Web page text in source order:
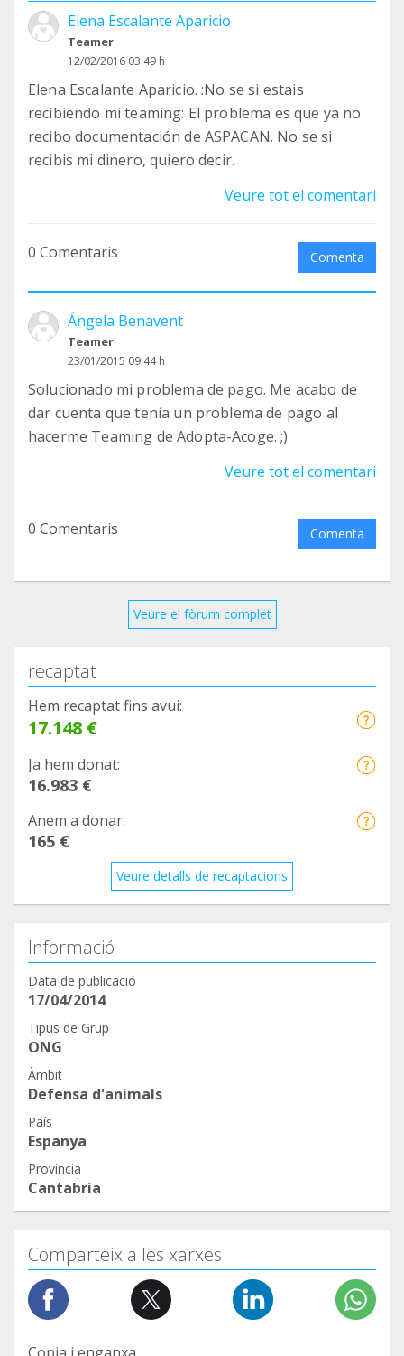
Elena Escalante Aparicio
Teamer
12/02/2016 03:49 h
Elena Escalante Aparicio. :No se si estais
recibiendo mi teaming: El problema es que ya no
recibo documentación de ASPACAN. No se si
recibis mi dinero, quiero decir.
Veure tot el comentari
0 Comentaris Comenta
Ángela Benavent
Teamer
23/01/2015 09:44 h
Solucionado mi problema de pago. Me acabo de
dar cuenta que tenía un problema de pago al
hacerme Teaming de Adopta-Acoge. ;)
Veure tot el comentari
0 Comentaris Comenta
Veure el fòrum complet
recaptat
Hem recaptat fins avui:
17.148 €
Ja hem donat:
16.983 €
Anem a donar:
165 €
Veure detalls de recaptacions
Informació
Data de publicació
17/04/2014
Tipus de Grup
ONG
Àmbit
Defensa d'animals
País
Espanya
Província
Cantabria
Comparteix a les xarxes